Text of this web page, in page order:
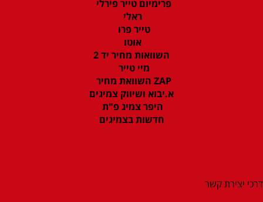
פרימיום טייר פירלי
ראלי
טייר פרו
אוטו
השוואות מחיר יד 2
מיי טייר
ZAP השוואת מחיר
א.יבוא ושיווק צמיגים
היפר צמיג פ"ת
חדשות בצמיגים
דרכי יצירת קשר